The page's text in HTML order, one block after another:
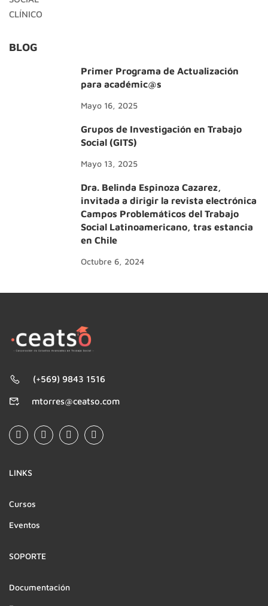
BLOG
Primer Programa de Actualización
para académic@s
Mayo 16, 2025
Grupos de Investigación en Trabajo
Social (GITS)
Mayo 13, 2025
Dra. Belinda Espinoza Cazarez,
invitada a dirigir la revista electrónica
Campos Problemáticos del Trabajo
Social Latinoamericano, tras estancia
en Chile
Octubre 6, 2024
(+569) 9843 1516
mtorres@ceatso.com
LINKS
Cursos
Eventos
SOPORTE
Documentación